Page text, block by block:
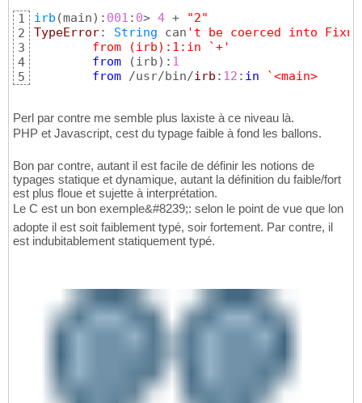
1
2
3
4
5
irb (main) : 001 : 0> 4 +
"2"
TypeError: String can 't be coerced into
        from (irb):1:in `+'
from
(irb) : 1
from /usr/bin/irb : 12 : in `<main>
Perl par contre me semble plus laxiste à ce niveau là.
PHP et Javascript, cest du typage faible à fond les ballons.
Bon par contre, autant il est facile de définir les notions de
typages statique et dynamique, autant la définition du faible/fort
est plus floue et sujette à interprétation.
Le C est un bon exemple&#8239;: selon le point de vue que lon
adopte il est soit faiblement typé, soir fortement. Par contre, il
est indubitablement statiquement typé.